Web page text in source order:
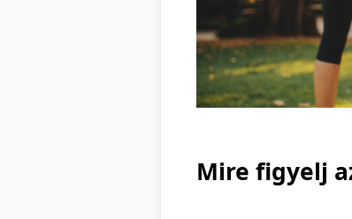
Mire figyelj